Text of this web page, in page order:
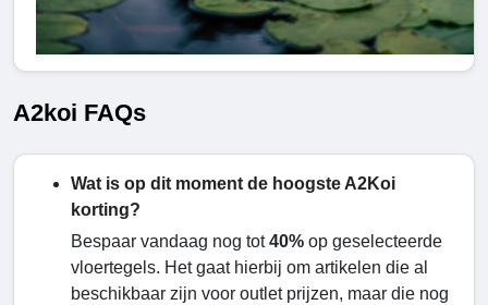
A2koi FAQs
Wat is op dit moment de hoogste A2Koi
korting?
Bespaar vandaag nog tot40% op geselecteerde
vloertegels. Het gaat hierbij om artikelen die al
beschikbaar zijn voor outlet prijzen, maar die nog